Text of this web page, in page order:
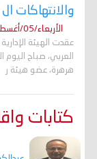
والانتهاكات ال
الأربعاء/05/أغسطس/2026 - 07:43 م
عقدت الهيئة
العربي، صباح اليوم
هرهرة، عضو هيئة ر
كتابات